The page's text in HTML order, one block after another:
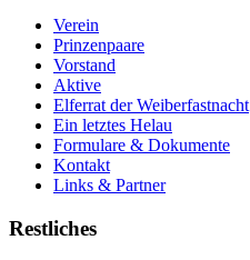
Verein
Prinzenpaare
Vorstand
Aktive
Elferrat der Weiberfastnacht
Ein letztes Helau
Formulare & Dokumente
Kontakt
Links & Partner
Restliches